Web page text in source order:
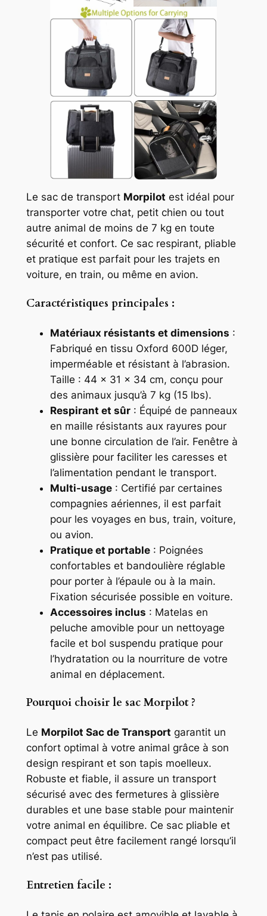
Le sac de transport Morpilot est idéal pour
transporter votre chat, petit chien ou tout
autre animal de moins de 7 kg en toute
sécurité et confort. Ce sac respirant, pliable
et pratique est parfait pour les trajets en
voiture, en train, ou même en avion.
Caractéristiques principales :
Matériaux résistants et dimensions :
Fabriqué en tissu Oxford 600D léger,
imperméable et résistant à l’abrasion.
Taille : 44 x 31 x 34 cm, conçu pour
des animaux jusqu’à 7 kg (15 lbs).
Respirant et sûr: Équipé de panneaux
en maille résistants aux rayures pour
une bonne circulation de l’air. Fenêtre à
glissière pour faciliter les caresses et
l’alimentation pendant le transport.
Multi-usage: Certifié par certaines
compagnies aériennes, il est parfait
pour les voyages en bus, train, voiture,
ou avion.
Pratique et portable: Poignées
confortables et bandoulière réglable
pour porter à l’épaule ou à la main.
Fixation sécurisée possible en voiture.
Accessoires inclus : Matelas en
peluche amovible pour un nettoyage
facile et bol suspendu pratique pour
l’hydratation ou la nourriture de votre
animal en déplacement.
Pourquoi choisir le sac Morpilot ?
Le Morpilot Sac de Transport garantit un
confort optimal à votre animal grâce à son
design respirant et son tapis moelleux.
Robuste et fiable, il assure un transport
sécurisé avec des fermetures à glissière
durables et une base stable pour maintenir
votre animal en équilibre. Ce sac pliable et
compact peut être facilement rangé lorsqu’il
n’est pas utilisé.
Entretien facile :